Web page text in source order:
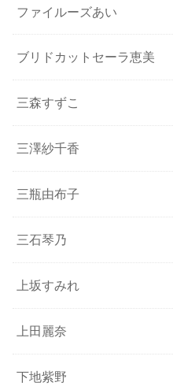
ファイルーズあい
ブリドカットセーラ恵美
三森すずこ
三澤紗千香
三瓶由布子
三石琴乃
上坂すみれ
上田麗奈
下地紫野